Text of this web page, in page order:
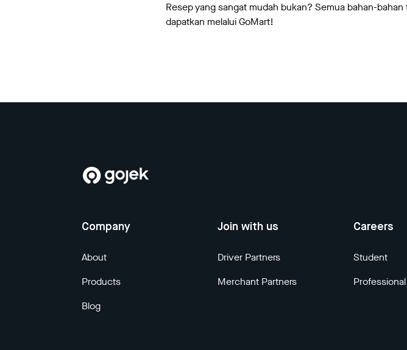
Resep yang sangat mudah bukan? Semua bahan-bahan
dapatkan melalui GoMart!
Company
About
Products
Blog
Join with us
Driver Partners
Merchant Partners
Careers
Student
Professional